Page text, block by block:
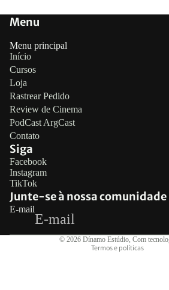
Menu
Menu principal
Início
Cursos
Loja
Rastrear Pedido
Review de Cinema
PodCast ArgCast
Contato
Siga
Facebook
Instagram
TikTok
Junte-se à nossa comunidade
E-mail
© 2026 Dínamo Estúdio, Com
Termos e políticas
Termos de serviço
Informações de contato